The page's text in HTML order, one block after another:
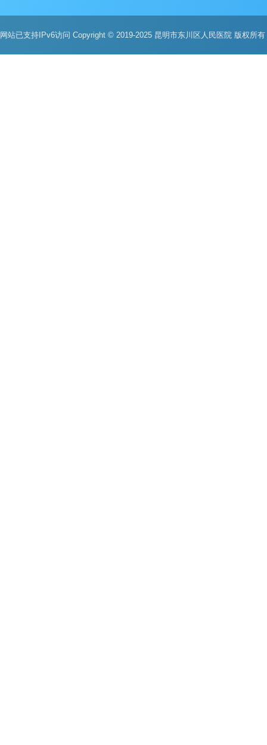
网站已支持IPv6访问 Copyright © 2019-2025 昆明市东川区人民医院 版权所